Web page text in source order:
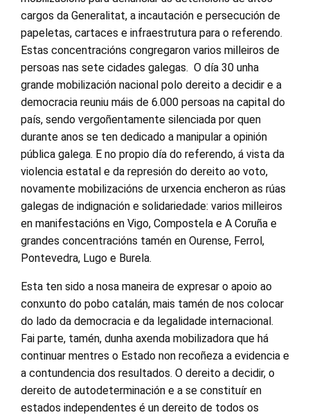
cargos da Generalitat, a incautación e persecución de
papeletas, cartaces e infraestrutura para o referendo.
Estas concentracións congregaron varios milleiros de
persoas nas sete cidades galegas. O día 30 unha
grande mobilización nacional polo dereito a decidir e a
democracia reuniu máis de 6.000 persoas na capital do
país, sendo vergoñentamente silenciada por quen
durante anos se ten dedicado a manipular a opinión
pública galega. E no propio día do referendo, á vista da
violencia estatal e da represión do dereito ao voto,
novamente mobilizacións de urxencia encheron as rúas
galegas de indignación e solidariedade: varios milleiros
en manifestacións en Vigo, Compostela e A Coruña e
grandes concentracións tamén en Ourense, Ferrol,
Pontevedra, Lugo e Burela.
Esta ten sido a nosa maneira de expresar o apoio ao
conxunto do pobo catalán, mais tamén de nos colocar
do lado da democracia e da legalidade internacional.
Fai parte, tamén, dunha axenda mobilizadora que há
continuar mentres o Estado non recoñeza a evidencia e
a contundencia dos resultados. O dereito a decidir, o
dereito de autodeterminación e a se constituír en
estados independentes é un dereito de todos os